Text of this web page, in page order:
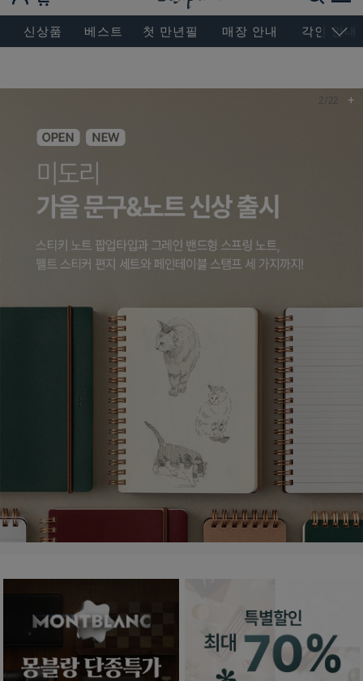
BESEN MASTERPIECE, SINCE 2004
신상품 베스트 첫 만년필 매장 안내 각인 안내
2/ 22 +